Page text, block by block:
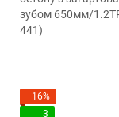
−16%
3